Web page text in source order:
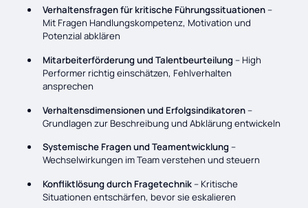
Verhaltensfragen für kritische Führungssituationen–
Mit Fragen Handlungskompetenz, Motivation und
Potenzial abklären
Mitarbeiterförderung und Talentbeurteilung – High
Performer richtig einschätzen, Fehlverhalten
ansprechen
Verhaltensdimensionen und Erfolgsindikatoren–
Grundlagen zur Beschreibung und Abklärung entwickeln
Systemische Fragen und Teamentwicklung –
Wechselwirkungen im Team verstehen und steuern
Konfliktlösung durch Fragetechnik– Kritische
Situationen entschärfen, bevor sie eskalieren